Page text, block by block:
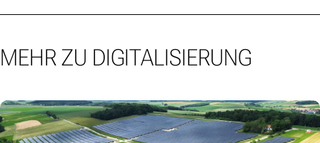
MEHR ZU DIGITALISIERUNG